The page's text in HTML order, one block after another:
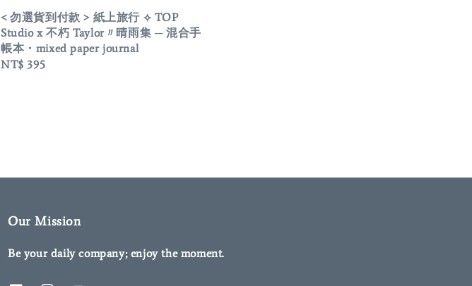
< 勿選貨到付款 > 紙上旅行 ⟡ TOP
Studio x 不朽 Taylor〃晴雨集 ─ 混合手
帳本・mixed paper journal
Regular
NT$ 395
Our Mission
Be your daily company; enjoy the moment.